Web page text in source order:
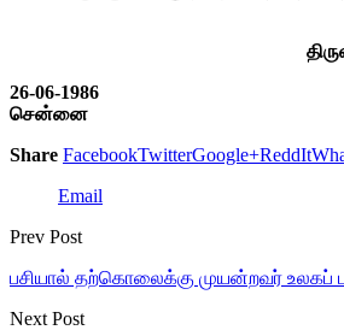
26-06-1986
சென்னை
Share FacebookTwitterGoogle+ReddIt
Email
Prev Post
பசியால் தற்கொலைக்கு முயன்றவர்
Next Post